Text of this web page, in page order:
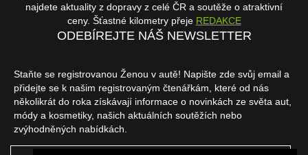
najdete aktuality z dopravy z celé ČR a soutěže o atraktivní
ceny. Šťastné kilometry přeje REDAKCE
ODEBÍREJTE NÁŠ NEWSLETTER
Staňte se registrovanou Ženou v autě! Napište zde svůj email a
přidejte se k našim registrovaným čtenářkám, které od nás
několikrát do roka získávají informace o novinkách ze světa aut,
módy a kosmetiky, našich aktuálních soutěžích nebo
zvýhodněných nabídkách.